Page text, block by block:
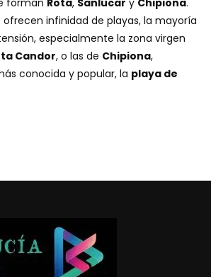
forman Rota, Sanlúcar y Chipiona.
ofrecen infinidad de playas, la mayoría
especialmente la zona virgen
Candor, o las de Chipiona,
conocida y popular, la playa de